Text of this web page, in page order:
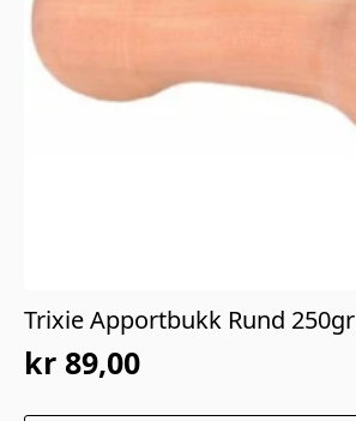
Trixie Apportbukk Rund 250gr
kr 89,00